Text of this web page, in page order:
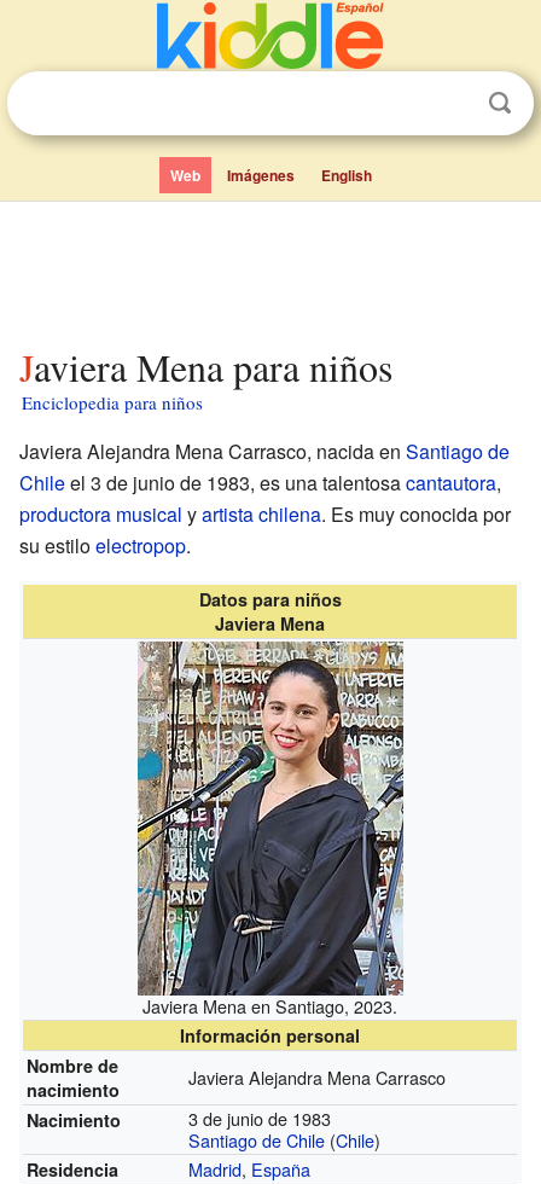
Web Imágenes English
Javiera Mena para niños
Enciclopedia para niños
Javiera Alejandra Mena Carrasco, nacida en Santiago de
Chileel 3 de junio de 1983, es una talentosacantautora,
productora musical yartistachilena. Es muy conocida por
su estiloelectropop.
Datos para niños
Javiera Mena
Javiera Mena en Santiago, 2023.
Información personal
Nombre de
nacimiento
Javiera Alejandra Mena Carrasco
Nacimiento
3 de junio de 1983
Santiago de Chile (Chile)
Residencia Madrid, España